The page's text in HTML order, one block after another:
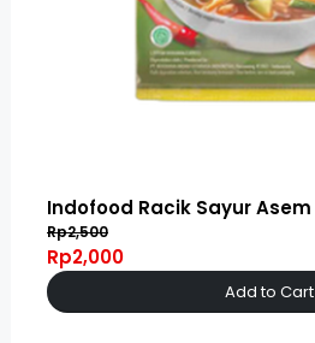
Indofood Racik Sayur Asem
Rp2,500
Rp2,000
Add to Cart